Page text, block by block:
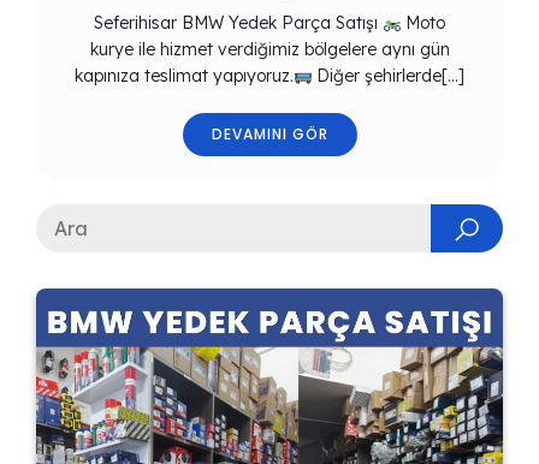
Seferihisar BMW Yedek Parça Satışı
Moto
kurye ile hizmet verdiğimiz bölgelere aynı gün
kapınıza teslimat yapıyoruz.
Diğer şehirlerde[…]
DEVAMINI GÖR